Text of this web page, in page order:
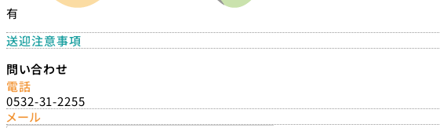
有
送迎注意事項
問い合わせ
電話
0532-31-2255
メール